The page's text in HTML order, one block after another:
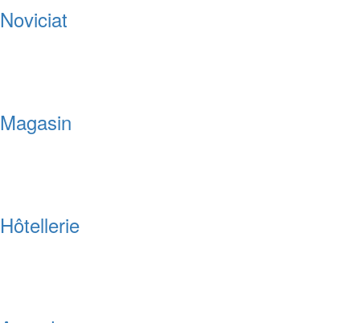
Noviciat
Magasin
Hôtellerie